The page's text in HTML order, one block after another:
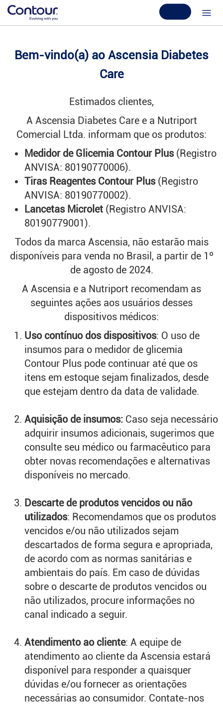
Bem-vindo(a) ao Ascensia Diabetes
Care
Estimados clientes,
A Ascensia Diabetes Care e a Nutriport
Comercial Ltda. informam que os produtos:
Medidor de Glicemia Contour Plus(Registro
ANVISA: 80190770006).
Tiras Reagentes Contour Plus (Registro
ANVISA: 80190770002).
Lancetas Microlet (Registro ANVISA:
80190779001).
Todos da marca Ascensia, não estarão mais
disponíveis para venda no Brasil, a partir de 1º
de agosto de 2024.
A Ascensia e a Nutriport recomendam as
seguintes ações aos usuários desses
dispositivos médicos:
Uso contínuo dos dispositivos: O uso de
insumos para o medidor de glicemia
Contour Plus pode continuar até que os
itens em estoque sejam finalizados, desde
que estejam dentro da data de validade.
Aquisição de insumos:Caso seja necessário
adquirir insumos adicionais, sugerimos que
consulte seu médico ou farmacêutico para
obter novas recomendações e alternativas
disponíveis no mercado.
Descarte de produtos vencidos ou não
utilizados: Recomendamos que os produtos
vencidos e/ou não utilizados sejam
descartados de forma segura e apropriada,
de acordo com as normas sanitárias e
ambientais do país. Em caso de dúvidas
sobre o descarte de produtos vencidos ou
não utilizados, procure informações no
canal indicado a seguir.
Atendimento ao cliente: A equipe de
atendimento ao cliente da Ascensia estará
disponível para responder a quaisquer
dúvidas e/ou fornecer as orientações
necessárias ao consumidor. Contate-nos